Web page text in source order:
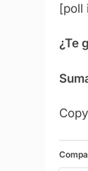
[poll
¿Te